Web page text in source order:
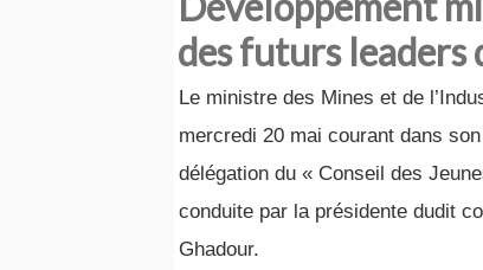
des futurs leaders
Le ministre des Mines et de
mercredi 20 mai courant dans
délégation du « Conseil des
conduite par la présidente dudit
Ghadour.